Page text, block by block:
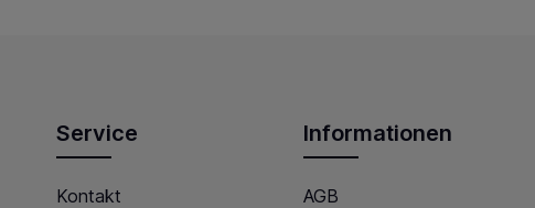
Service
Kontakt
Informationen
AGB